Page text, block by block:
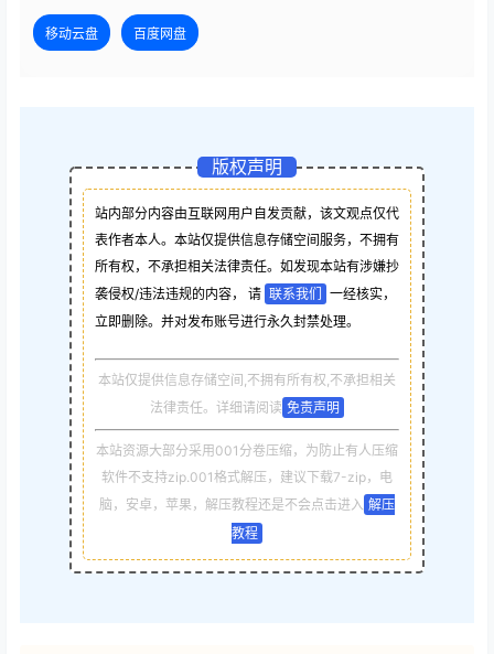
移动云盘 百度网盘
版权声明
站内部分内容由互联网用户自发贡献，该文观点仅代
表作者本人。本站仅提供信息存储空间服务，不拥有
所有权，不承担相关法律责任。如发现本站有涉嫌抄
袭侵权/违法违规的内容， 请 联系我们
一经核实，
立即删除。并对发布账号进行永久封禁处理。
本站仅提供信息存储空间,不拥有所有权,不承担相关
法律责任。详细请阅读 免责声明
本站资源大部分采用001分卷压缩，为防止有人压缩
软件不支持zip.001格式解压，建议下载7-zip，电
脑，安卓，苹果，解压教程还是不会点击进入 解压
教程